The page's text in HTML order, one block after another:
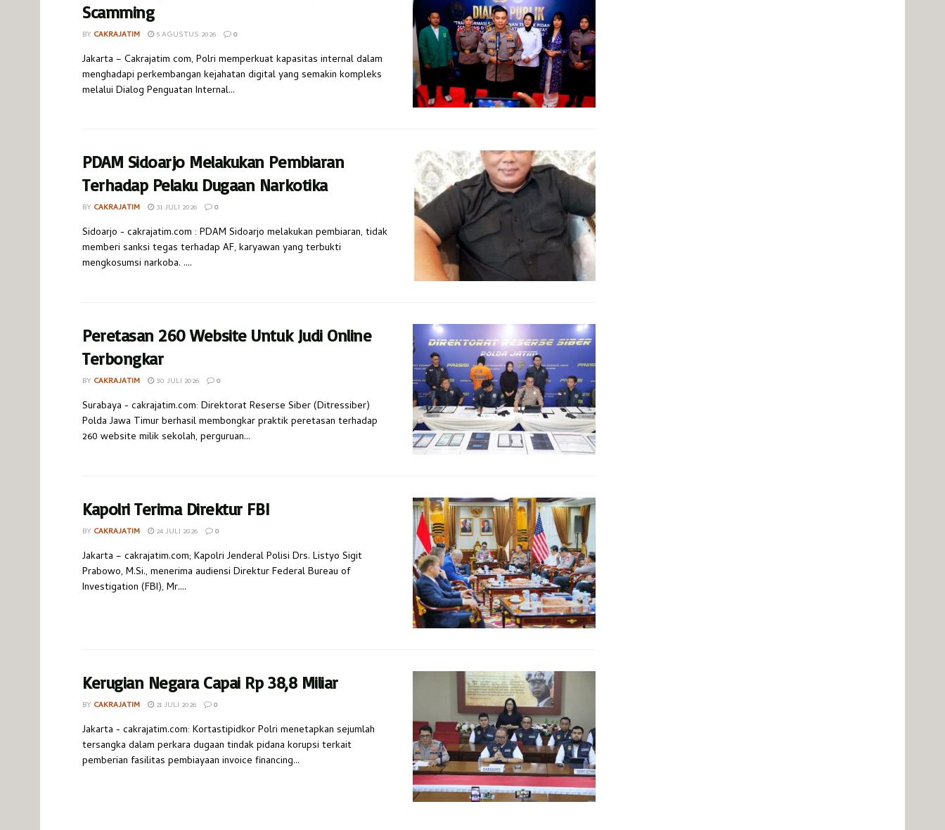
Scamming
BY CAKRAJATIM 5 AGUSTUS 2026 0
Jakarta – Cakrajatim com, Polri memperkuat kapasitas internal dalam
menghadapi perkembangan kejahatan digital yang semakin kompleks
melalui Dialog Penguatan Internal...
PDAM Sidoarjo Melakukan Pembiaran
Terhadap Pelaku Dugaan Narkotika
BY CAKRAJATIM 31 JULI 2026 0
Sidoarjo - cakrajatim.com : PDAM Sidoarjo melakukan pembiaran, tidak
memberi sanksi tegas terhadap AF, karyawan yang terbukti
mengkosumsi narkoba. ....
Peretasan 260 Website Untuk Judi Online
Terbongkar
BY CAKRAJATIM 30 JULI 2026 0
Surabaya - cakrajatim.com: Direktorat Reserse Siber (Ditressiber)
Polda Jawa Timur berhasil membongkar praktik peretasan terhadap
260 website milik sekolah, perguruan...
Kapolri Terima Direktur FBI
BY CAKRAJATIM 24 JULI 2026 0
Jakarta – cakrajatim.com; Kapolri Jenderal Polisi Drs. Listyo Sigit
Prabowo, M.Si., menerima audiensi Direktur Federal Bureau of
Investigation (FBI), Mr....
Kerugian Negara Capai Rp 38,8 Miliar
BY CAKRAJATIM 21 JULI 2026 0
Jakarta - cakrajatim.com: Kortastipidkor Polri menetapkan sejumlah
tersangka dalam perkara dugaan tindak pidana korupsi terkait
pemberian fasilitas pembiayaan invoice financing...